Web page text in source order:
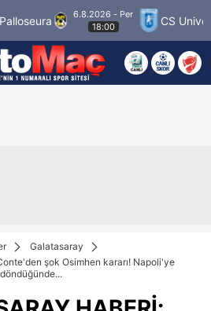
6.8.2026 - Per
18:00
CS
Galatasaray
şok Osimhen kararı! Napoli'ye
döndüğünde...